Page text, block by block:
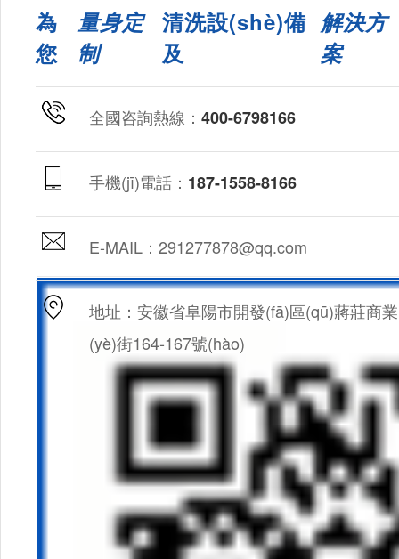
為
您
量身定
制
清洗設(shè)備
及
解決方
案
全國咨詢熱線： 400-6798166
手機(jī)電話： 187-1558-8166
E-MAIL：291277878@qq.com
地址：安徽省阜陽市開發(fā)區(qū)蔣莊商業
(yè)街164-167號(hào)